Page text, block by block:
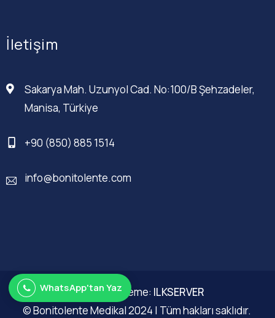
İletişim
Sakarya Mah. Uzunyol Cad. No:100/B Şehzadeler,
Manisa, Türkiye
+90 (850) 885 1514
info@bonitolente.com
Web Düzenleme: ILKSERVER
© Bonitolente Medikal 2024 | Tüm hakları saklıdır.
WhatsApp'tan Yaz